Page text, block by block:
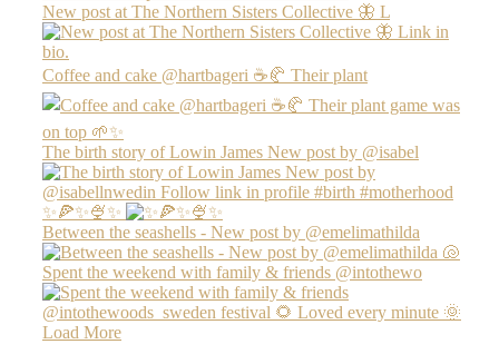
New post at The Northern Sisters Collective 🦋 L
Coffee and cake @hartbageri ☕️🥐 Their plant
The birth story of Lowin James New post by @isabel
✨🍕✨🍨✨
Between the seashells - New post by @emelimathilda
Spent the weekend with family & friends @intothewo
Load More